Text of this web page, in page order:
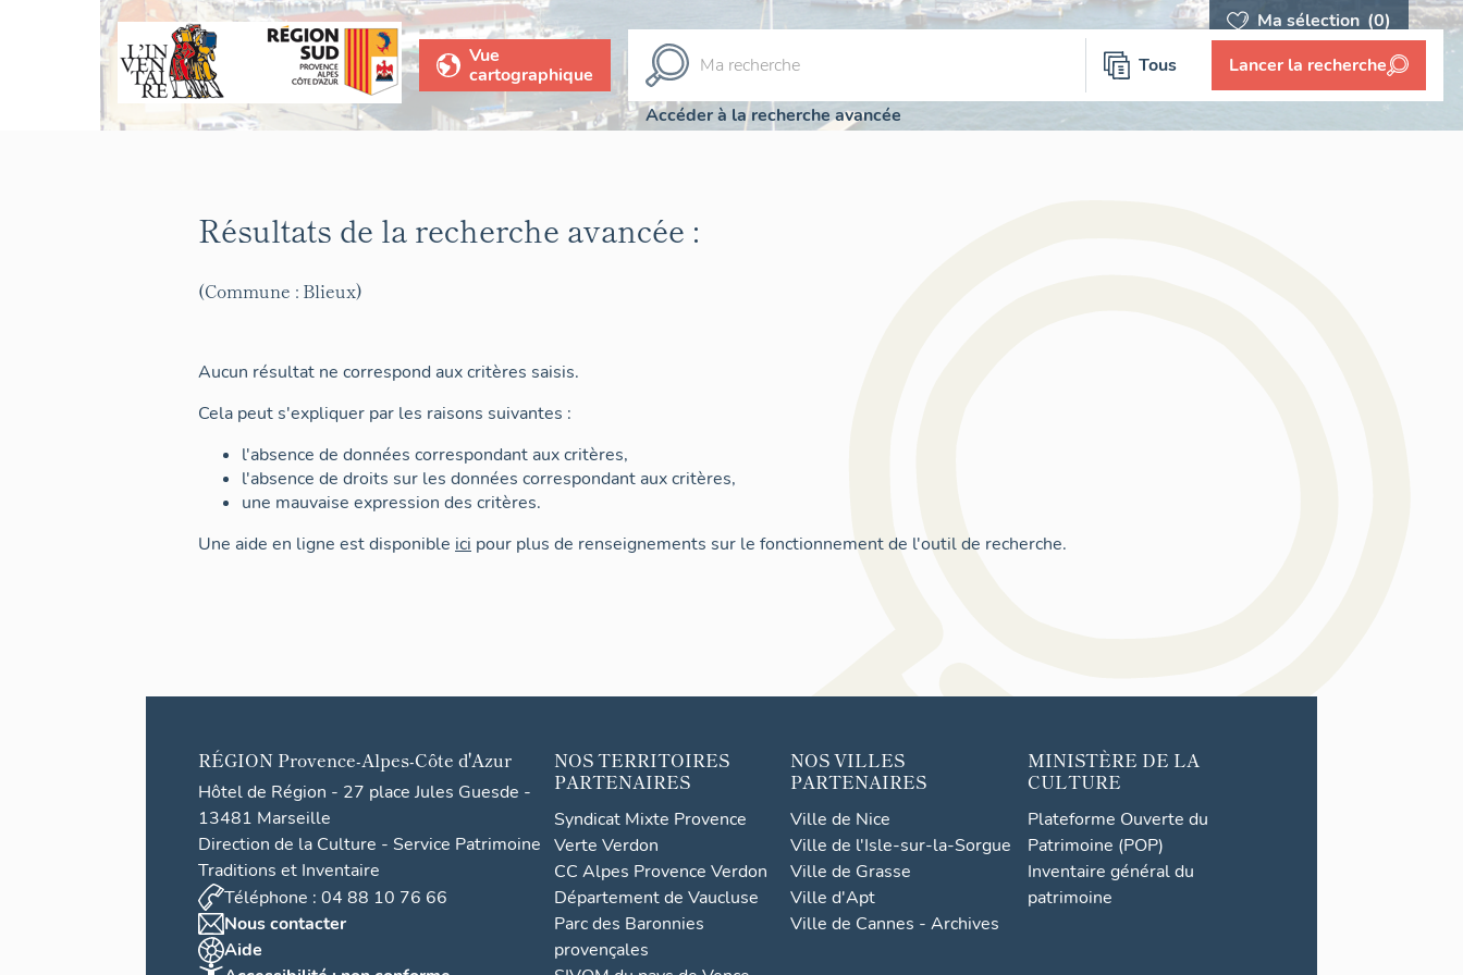
Ma sélection (0)
Vue
cartographique
Tous Lancer la recherche
Accéder à la recherche avancée
Résultats de la recherche avancée :
(Commune : Blieux)
Aucun résultat ne correspond aux critères saisis.
Cela peut s'expliquer par les raisons suivantes :
l'absence de données correspondant aux critères,
l'absence de droits sur les données correspondant aux critères,
une mauvaise expression des critères.
Une aide en ligne est disponible ici pour plus de renseignements sur le fonctionnement de l'outil de recherche.
RÉGION Provence-Alpes-Côte d'Azur
Hôtel de Région - 27 place Jules Guesde -
13481 Marseille
Direction de la Culture - Service Patrimoine
Traditions et Inventaire
Téléphone : 04 88 10 76 66
Nous contacter
Aide
NOS TERRITOIRES
PARTENAIRES
Syndicat Mixte Provence
Verte Verdon
CC Alpes Provence Verdon
Département de Vaucluse
Parc des Baronnies
provençales
NOS VILLES
PARTENAIRES
Ville de Nice
Ville de l'Isle-sur-la-Sorgue
Ville de Grasse
Ville d'Apt
Ville de Cannes - Archives
MINISTÈRE DE LA
CULTURE
Plateforme Ouverte du
Patrimoine (POP)
Inventaire général du
patrimoine